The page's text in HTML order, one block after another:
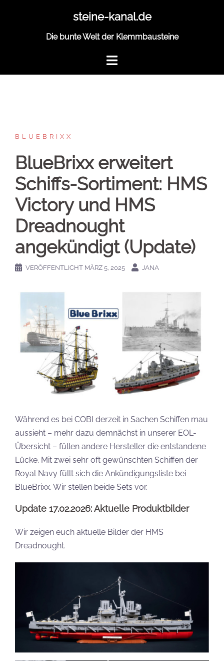
steine-kanal.de
Die bunte Welt der Klemmbausteine
BLUEBRIXX
BlueBrixx erweitert
Schiffs-Sortiment: HMS
Victory und HMS
Dreadnought
angekündigt (Update)
VERÖFFENTLICHT MÄRZ 5, 2025 JANA
Während es bei COBI derzeit in Sachen Schiffen mau
aussieht – mehr dazu demnächst in unserer EOL-
Übersicht – füllen andere Hersteller die entstandene
Lücke. Mit zwei sehr oft gewünschten Schiffen der
Royal Navy füllt sich die Ankündigungsliste bei
BlueBrixx. Wir stellen beide Sets vor.
Update 17.02.2026: Aktuelle Produktbilder
Wir zeigen euch aktuelle Bilder der HMS
Dreadnought.